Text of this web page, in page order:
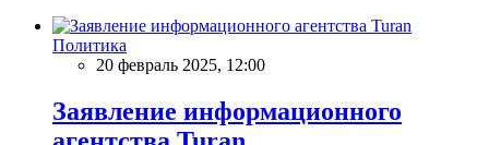
Политика
20 февраль 2025, 12:00
Заявление информационного